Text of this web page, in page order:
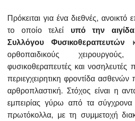
Πρόκειται για ένα διεθνές, ανοικτό
το οποίο τελεί υπό την
Συλλόγου Φυσικοθεραπευτών
ορθοπαιδικούς χειρουργούς,
φυσικοθεραπευτές και νοσηλευτές
περιεγχειρητικη φροντίδα
αρθροπλαστική. Στόχος είναι η
εμπειρίας γύρω από τα
πρωτόκολλα, με τη συμμετοχή